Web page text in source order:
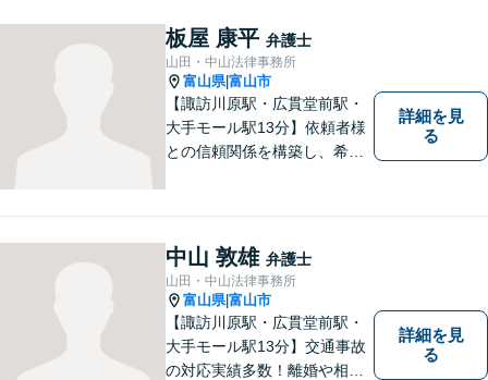
板屋 康平 弁護士
山田・中山法律事務所
富山県|富山市
【諏訪川原駅・広貫堂前駅・
大手モール駅13分】依頼者様
との信頼関係を構築し、希望
したことでも、ぜひお気軽に
ご相談ください。平日夜間相
談OK！【複数弁護士在籍】
詳細を見
る
中山 敦雄 弁護士
山田・中山法律事務所
富山県|富山市
【諏訪川原駅・広貫堂前駅・
大手モール駅13分】交通事故
の対応実績多数！離婚や相続
詳細を見
る